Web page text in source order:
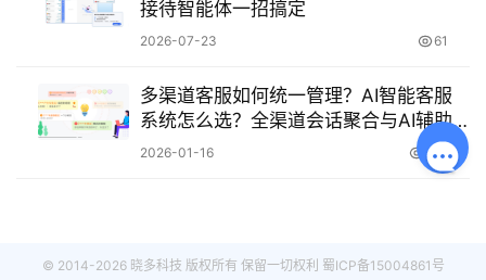
接待智能体一招搞定
2026-07-23 61
多渠道客服如何统一管理？AI智能客服
系统怎么选？全渠道会话聚合与AI辅助
实战，6大核心功能实现客服效率倍增！
2026-01-16 667
© 2014-2026 晓多科技 版权所有 保留一切权利 蜀ICP备15004861号